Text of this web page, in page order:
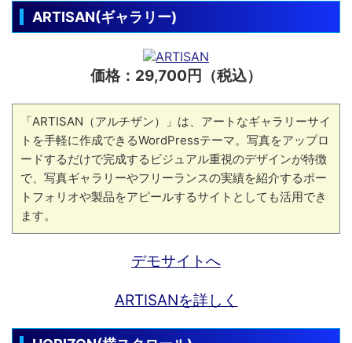
ARTISAN(ギャラリー)
価格：29,700円（税込）
「ARTISAN（アルチザン）」は、アートなギャラリーサイ
トを手軽に作成できるWordPressテーマ。写真をアップロ
ードするだけで完成するビジュアル重視のデザインが特徴
で、写真ギャラリーやフリーランスの実績を紹介するポー
トフォリオや製品をアピールするサイトとしても活用でき
ます。
デモサイトへ
ARTISANを詳しく